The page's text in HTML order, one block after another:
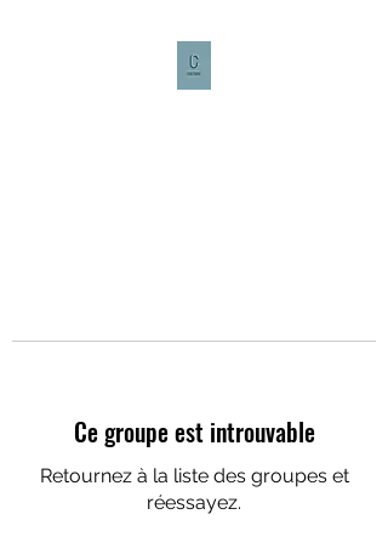
Ce groupe est introuvable
Retournez à la liste des groupes et
réessayez.